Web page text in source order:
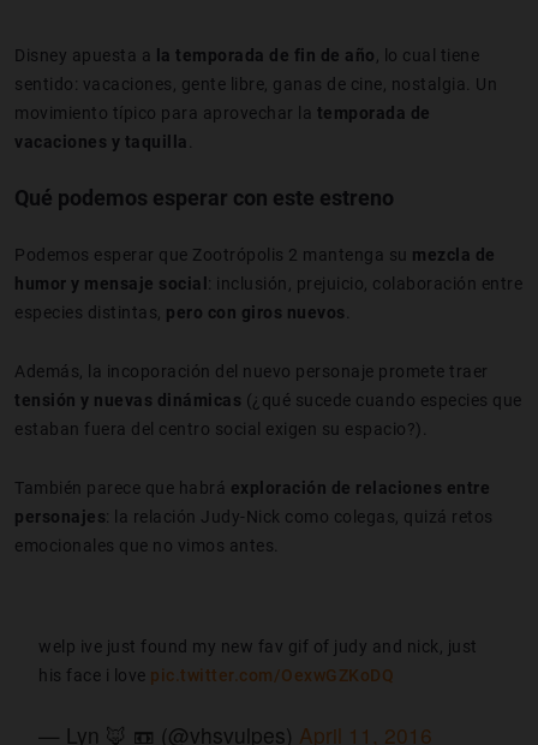
Disney apuesta a la temporada de fin de año , lo cual tiene
sentido: vacaciones, gente libre, ganas de cine, nostalgia. Un
movimiento típico para aprovechar la temporada de
vacaciones y taquilla
Qué podemos esperar con este estreno
Podemos esperar que Zootrópolis 2 mantenga su mezcla de
humor y mensaje social : inclusión, prejuicio, colaboración entre
especies distintas, pero con giros nuevos
Además, la incoporación del nuevo personaje promete traer
tensión y nuevas dinámicas (¿qué sucede cuando especies que
estaban fuera del centro social exigen su espacio?).
También parece que habrá exploración de relaciones entre
personajes: la relación Judy-Nick como colegas, quizá retos
emocionales que no vimos antes.
welp ive just found my new fav gif of judy and nick, just
his face i love pic.twitter.com/OexwGZKoDQ
— Lyn 🦊 📼 (@vhsvulpes) April 11, 2016